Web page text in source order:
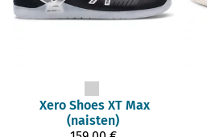
Xero Shoes XT Max
(naisten)